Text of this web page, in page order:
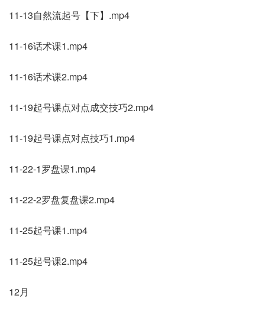
11-13自然流起号【下】.mp4
11-16话术课1.mp4
11-16话术课2.mp4
11-19起号课点对点成交技巧2.mp4
11-19起号课点对点技巧1.mp4
11-22-1罗盘课1.mp4
11-22-2罗盘复盘课2.mp4
11-25起号课1.mp4
11-25起号课2.mp4
12月